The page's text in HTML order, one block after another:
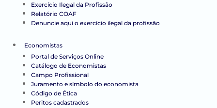
Exercício Ilegal da Profissão
Relatório COAF
Denuncie aqui o exercício ilegal da profissão
Economistas
Portal de Serviços Online
Catálogo de Economistas
Campo Profissional
Juramento e símbolo do economista
Código de Ética
Peritos cadastrados